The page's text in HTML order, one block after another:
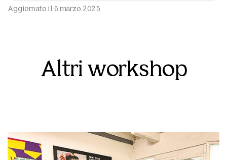
Aggiornato il 6 marzo 2025
Altri workshop